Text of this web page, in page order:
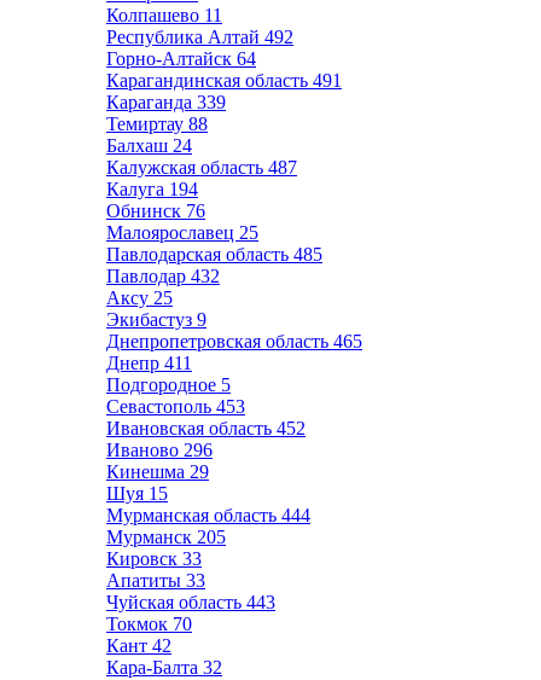
Колпашево 11
Республика Алтай 492
Горно-Алтайск 64
Карагандинская область 491
Караганда 339
Темиртау 88
Балхаш 24
Калужская область 487
Калуга 194
Обнинск 76
Малоярославец 25
Павлодарская область 485
Павлодар 432
Аксу 25
Экибастуз 9
Днепропетровская область 465
Днепр 411
Подгородное 5
Севастополь 453
Ивановская область 452
Иваново 296
Кинешма 29
Шуя 15
Мурманская область 444
Мурманск 205
Кировск 33
Апатиты 33
Чуйская область 443
Токмок 70
Кант 42
Кара-Балта 32